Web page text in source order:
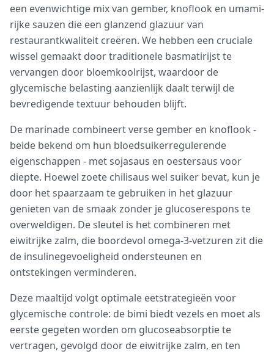
een evenwichtige mix van gember, knoflook en umami-
rijke sauzen die een glanzend glazuur van
restaurantkwaliteit creëren. We hebben een cruciale
wissel gemaakt door traditionele basmatirijst te
vervangen door bloemkoolrijst, waardoor de
glycemische belasting aanzienlijk daalt terwijl de
bevredigende textuur behouden blijft.
De marinade combineert verse gember en knoflook -
beide bekend om hun bloedsuikerregulerende
eigenschappen - met sojasaus en oestersaus voor
diepte. Hoewel zoete chilisaus wel suiker bevat, kun je
door het spaarzaam te gebruiken in het glazuur
genieten van de smaak zonder je glucoserespons te
overweldigen. De sleutel is het combineren met
eiwitrijke zalm, die boordevol omega-3-vetzuren zit die
de insulinegevoeligheid ondersteunen en
ontstekingen verminderen.
Deze maaltijd volgt optimale eetstrategieën voor
glycemische controle: de bimi biedt vezels en moet als
eerste gegeten worden om glucoseabsorptie te
vertragen, gevolgd door de eiwitrijke zalm, en ten